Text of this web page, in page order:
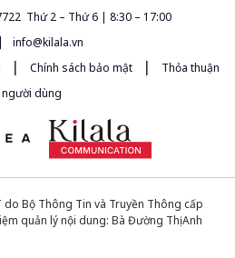
Thứ 2 – Thứ 6 | 8:30 – 17:00
info@kilala.vn
| Chính sách bảo mật |
Thỏa thuận
người dùng
do Bộ Thông Tin và Truyền Thông cấp
quản lý nội dung: Bà Đường Thị Anh